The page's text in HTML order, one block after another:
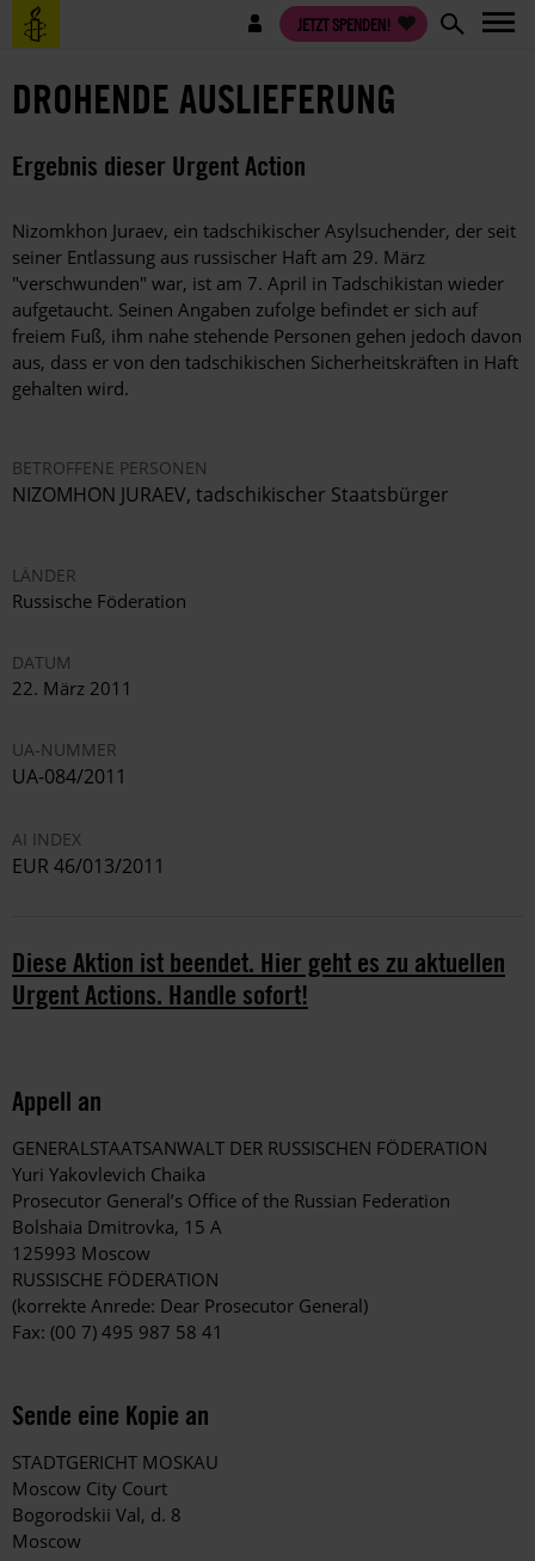
Direkt
zum
Benutzermenü JETZT SPENDEN!
DROHENDE AUSLIEFERUNG
Ergebnis dieser Urgent Action
Nizomkhon Juraev, ein tadschikischer Asylsuchender, der seit
seiner Entlassung aus russischer Haft am 29. März
"verschwunden" war, ist am 7. April in Tadschikistan wieder
aufgetaucht. Seinen Angaben zufolge befindet er sich auf
freiem Fuß, ihm nahe stehende Personen gehen jedoch davon
aus, dass er von den tadschikischen Sicherheitskräften in Haft
gehalten wird.
BETROFFENE PERSONEN
NIZOMHON JURAEV, tadschikischer Staatsbürger
LÄNDER
Russische Föderation
DATUM
22. März 2011
UA-NUMMER
UA-084/2011
AI INDEX
EUR 46/013/2011
Diese Aktion ist beendet. Hier geht es zu aktuellen
Urgent Actions. Handle sofort!
Appell an
GENERALSTAATSANWALT DER RUSSISCHEN FÖDERATION
Yuri Yakovlevich Chaika
Prosecutor General’s Office of the Russian Federation
Bolshaia Dmitrovka, 15 A
125993 Moscow
RUSSISCHE FÖDERATION
(korrekte Anrede: Dear Prosecutor General)
Fax: (00 7) 495 987 58 41
Sende eine Kopie an
STADTGERICHT MOSKAU
Moscow City Court
Bogorodskii Val, d. 8
Moscow